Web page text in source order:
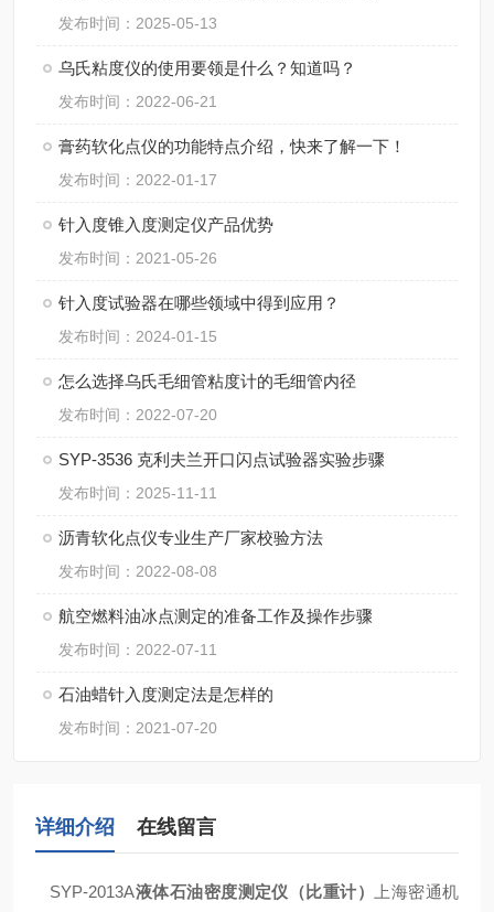
发布时间：2025-05-13
乌氏粘度仪的使用要领是什么？知道吗？
发布时间：2022-06-21
膏药软化点仪的功能特点介绍，快来了解一下！
发布时间：2022-01-17
针入度锥入度测定仪产品优势
发布时间：2021-05-26
针入度试验器在哪些领域中得到应用？
发布时间：2024-01-15
怎么选择乌氏毛细管粘度计的毛细管内径
发布时间：2022-07-20
SYP-3536 克利夫兰开口闪点试验器实验步骤
发布时间：2025-11-11
沥青软化点仪专业生产厂家校验方法
发布时间：2022-08-08
航空燃料油冰点测定的准备工作及操作步骤
发布时间：2022-07-11
石油蜡针入度测定法是怎样的
发布时间：2021-07-20
详细介绍 在线留言
SYP-2013A液体石油密度测定仪（比重计） 上海密通机